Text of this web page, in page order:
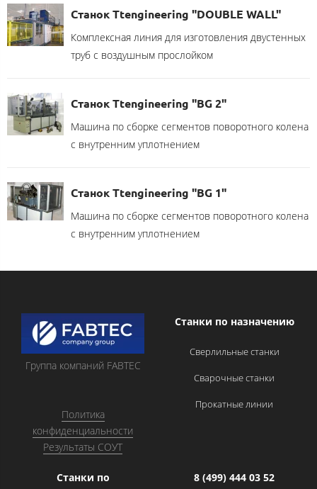
Станок Ttengineering "DOUBLE WALL"
Комплексная линия для изготовления двустенных
труб с воздушным прослойком
Станок Ttengineering "BG 2"
Машина по сборке сегментов поворотного колена
с внутренним уплотнением
Станок Ttengineering "BG 1"
Машина по сборке сегментов поворотного колена
с внутренним уплотнением
Группа компаний FABTEC
Политика
конфиденциальности
Результаты СОУТ
Станки по назначению
Сверлильные станки
Сварочные станки
Прокатные линии
Станки по
8 (499) 444 03 52